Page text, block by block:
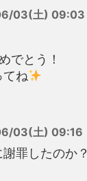
03(土) 09:03
でとう！
てね
03(土) 09:16
罪したのか？